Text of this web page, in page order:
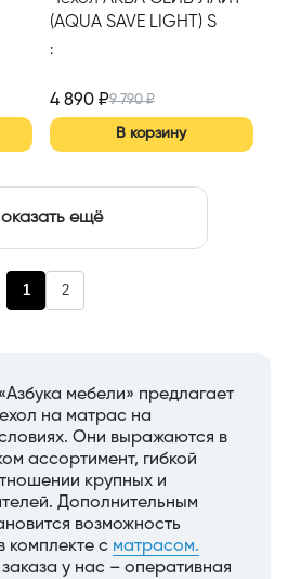
(AQUA SAVE LIGHT) S
1800*2000
:
4 890₽9 790₽
В корзину
ещё
1 2
мебели» предлагает
на матрас на
Они выражаются в
ассортимент, гибкой
крупных и
Дополнительным
возможность
комплекте с матрасом.
у нас – оперативная